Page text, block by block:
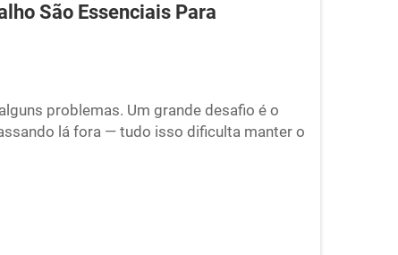
São Essenciais Para
problemas. Um grande desafio é o
lá fora — tudo isso dificulta manter o
são úteis. A Cyspace tem essa sp...